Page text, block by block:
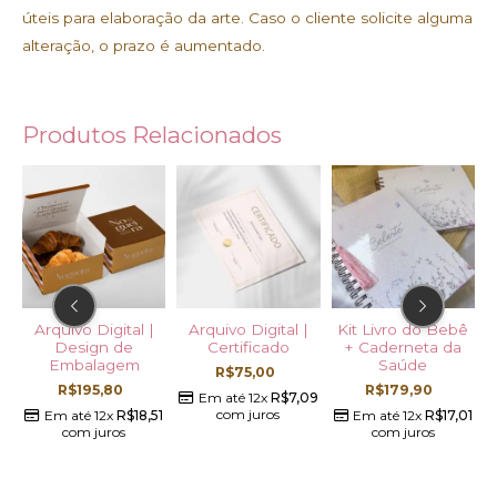
úteis para elaboração da arte. Caso o cliente solicite alguma
alteração, o prazo é aumentado.
Produtos Relacionados
Arquivo Digital |
Design de
Embalagem
R$195,80
Em até 12x R$18,51
com juros
Arquivo Digital |
Certificado
R$75,00
Em até 12x R$7,09
com juros
Kit Livro do Bebê
+ Caderneta da
Saúde
R$179,90
Em até 12x R$17,01
com juros